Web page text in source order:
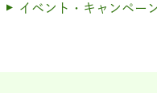
イベント・キャンペー